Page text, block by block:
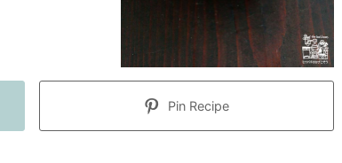
Pin Recipe